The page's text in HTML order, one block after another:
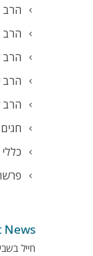
הרב
הרב
הרב
הרב
הרב
חגים
כללי
News
חייל